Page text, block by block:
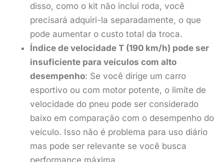
disso, como o kit não inclui roda, você
precisará adquiri-la separadamente, o que
pode aumentar o custo total da troca.
Índice de velocidade T (190 km/h) pode ser
insuficiente para veículos com alto
desempenho: Se você dirige um carro
esportivo ou com motor potente, o limite de
velocidade do pneu pode ser considerado
baixo em comparação com o desempenho do
veículo. Isso não é problema para uso diário
mas pode ser relevante se você busca
performance máxima.